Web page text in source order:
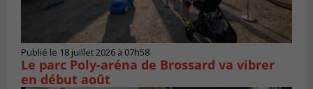
Publié le 18 juillet 2026 à 07h58
Le parc Poly-aréna de Brossard va vibrer
en début août